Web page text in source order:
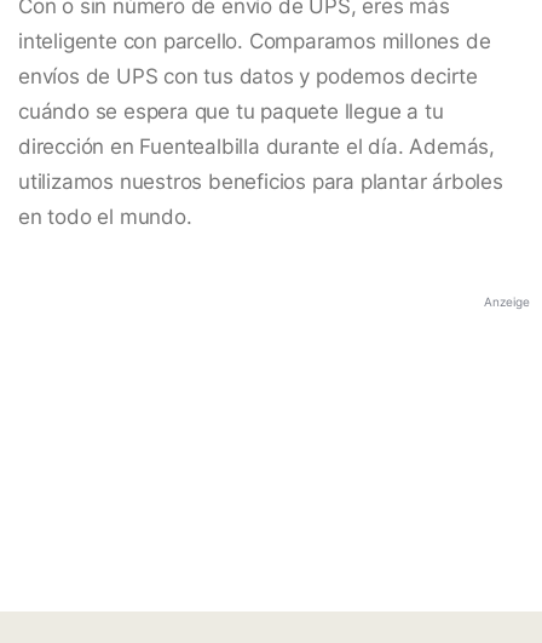
Con o sin número de envío de UPS, eres más
inteligente con parcello. Comparamos millones de
envíos de UPS con tus datos y podemos decirte
cuándo se espera que tu paquete llegue a tu
dirección en Fuentealbilla durante el día. Además,
utilizamos nuestros beneficios para plantar árboles
en todo el mundo.
Anzeige